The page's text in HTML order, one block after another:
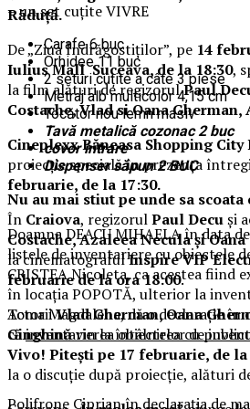
– un set cuțite VIVRE
Carafe 6 buc
Orhidee 11 buc
2 seturi cuțite a câte 3 piese
Metraj alb multicolor 4,15 cm
Tocător nou lemn masiv
Tavă metalică cozonac 2 buc
covor intrare
Dispenser săpun 2 BUC
Nu au mai stiut pe unde sa scoata
Doamna DEACU MIHAELA în data
listele de inventariere cu obiectele
CRISTEA Nicoleta, ca acestea fiind
în locația POPOTĂ, ulterior la
Toma Magdalena, dă o declarație
căinventarierea obiectelor de
Polifrone Ciprian în declarația de
Răduță.
De „Ziua Îndrăgostiților”, pe 14
Iulius Mall Suceava, de la 18:30,
la film alături de regizorulPaul
Costache, Vlad si Oana
Cineplexx Băneasa Shopping City
proiecție specială în prezența
februarie, de la 17:30.
În Craiova, regizorulPaul Decuși
Costache, Azaleea Necula și
la cinematografulInspire VIP
februarie de la ora 18:00.
ActoriiVlad Gherman, Oana
Ginghinăvin la întâlnirea cu
Vivo! Pitești pe 17 februarie, de la
la o discuție după proiecție, alături